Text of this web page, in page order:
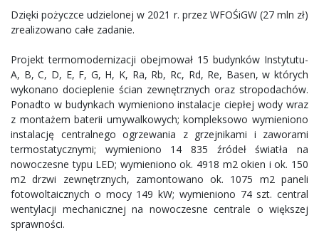
Dzięki pożyczce udzielonej w 2021 r. przez WFOŚiGW (27 mln zł)
zrealizowano całe zadanie.
Projekt termomodernizacji obejmował 15 budynków Instytutu-
A, B, C, D, E, F, G, H, K, Ra, Rb, Rc, Rd, Re, Basen, w których
wykonano docieplenie ścian zewnętrznych oraz stropodachów.
Ponadto w budynkach wymieniono instalacje ciepłej wody wraz
z montażem baterii umywalkowych; kompleksowo wymieniono
instalację centralnego ogrzewania z grzejnikami i zaworami
termostatycznymi; wymieniono 14 835 źródeł światła na
nowoczesne typu LED; wymieniono ok. 4918 m2 okien i ok. 150
m2 drzwi zewnętrznych, zamontowano ok. 1075 m2 paneli
fotowoltaicznych o mocy 149 kW; wymieniono 74 szt. central
wentylacji mechanicznej na nowoczesne centrale o większej
sprawności.